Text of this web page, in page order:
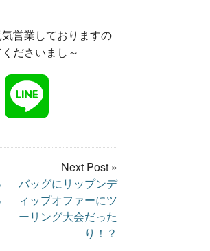
営業しておりますの
ださいまし～
i n
Next Post »
バッグにリップンデ
ィップオファーにツ
ーリング大会だった
り！？